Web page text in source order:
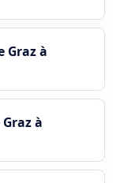
Graz à
à